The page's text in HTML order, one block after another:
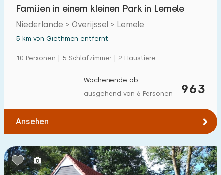
Familien in einem kleinen Park in Lemele
Niederlande > Overijssel > Lemele
5 km von Giethmen entfernt
10 Personen | 5 Schlafzimmer | 2 Haustiere
963
Wochenende ab
ausgehend von 6 Personen
Ansehen